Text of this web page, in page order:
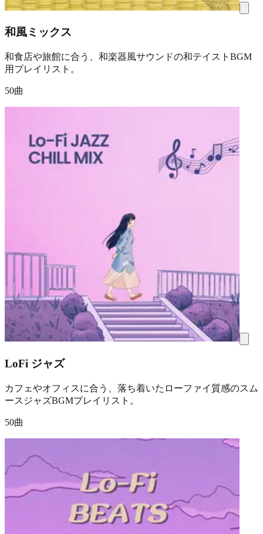
和風ミックス
和食店や旅館に合う、和楽器風サウンドの和テイストBGM
用プレイリスト。
50曲
LoFi ジャズ
カフェやオフィスに合う、落ち着いたローファイ質感のスム
ースジャズBGMプレイリスト。
50曲